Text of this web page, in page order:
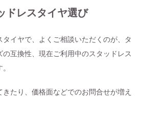
ドレスタイヤ選び
イヤで、よくご相談いただくのが、タ
互換性、現在ご利用中のスタッドレス
たり、価格面などでのお問合せが増え